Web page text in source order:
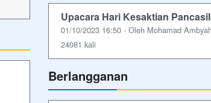
Upacara Hari Kesaktian
01/10/2023 16:50 - Oleh Mohamad
24081 kali
Berlangganan